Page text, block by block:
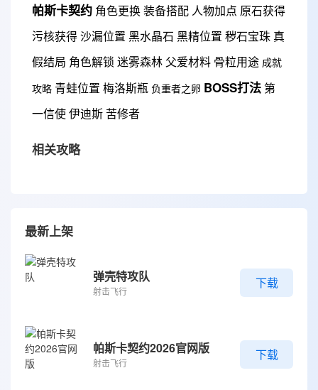
帕斯卡契约 角色更换装备搭配 人物加点 原石获得
污核获得沙漏位置 黑水晶石 黑精位置 秽石宝珠 真
假结局 角色解锁 迷雾森林 父爱材料 骨粒用途 成就
攻略 青蛙位置 梅洛斯瓶 负重者之卵 BOSS打法 第
一信使伊迪斯 苦修者
相关攻略
最新上架
弹壳特攻队
射击飞行
下载
帕斯卡契约2026官网版
射击飞行
下载